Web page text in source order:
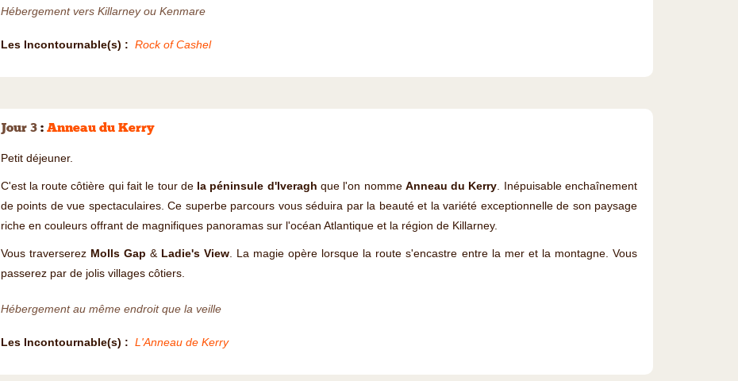
Hébergement vers Killarney ou Kenmare
Les Incontournable(s) : Rock of Cashel
Jour 3: Anneau du Kerry
Petit déjeuner.
C'est la route côtière qui fait le tour de la péninsule d'Iveragh que l'on nomme Anneau du Kerry. Inépuisable enchaînement
de points de vue spectaculaires. Ce superbe parcours vous séduira par la beauté et la variété exceptionnelle de son paysage
riche en couleurs offrant de magnifiques panoramas sur l'océan Atlantique et la région de Killarney.
Vous traverserez Molls Gap & Ladie's View. La magie opère lorsque la route s'encastre entre la mer et la montagne. Vous
passerez par de jolis villages côtiers.
Hébergement au même endroit que la veille
Les Incontournable(s) : L'Anneau de Kerry